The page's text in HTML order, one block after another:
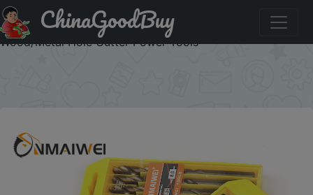
Купить по распродаже : 1.0-13mm Cobalt Coated
5/10PCS Twist Drill Bit Set HSS M35 Gun Drill Bit For
Wood/Metal Hole Cutter Power Tools
ChinaGoodBuy